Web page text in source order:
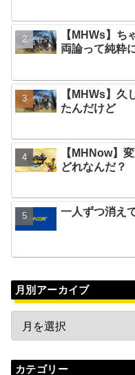
【MHWs】ち
両論って純粋
【MHWs】久
たんだけど
【MHNow】
どれなんだ？
一人ずつ消え
月別アーカイブ
カテゴリー